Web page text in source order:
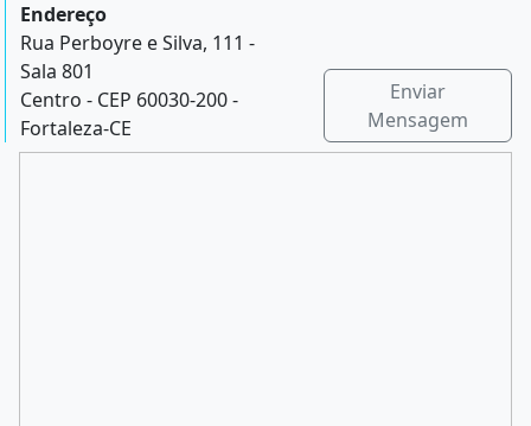
Endereço
Rua Perboyre e Silva, 111 -
Sala 801
Centro - CEP 60030-200 -
Fortaleza-CE
Enviar
Mensagem